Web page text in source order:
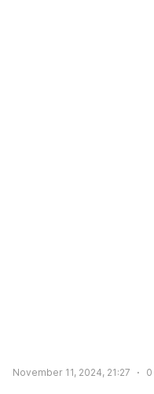
November 11, 2024, 21:27 0